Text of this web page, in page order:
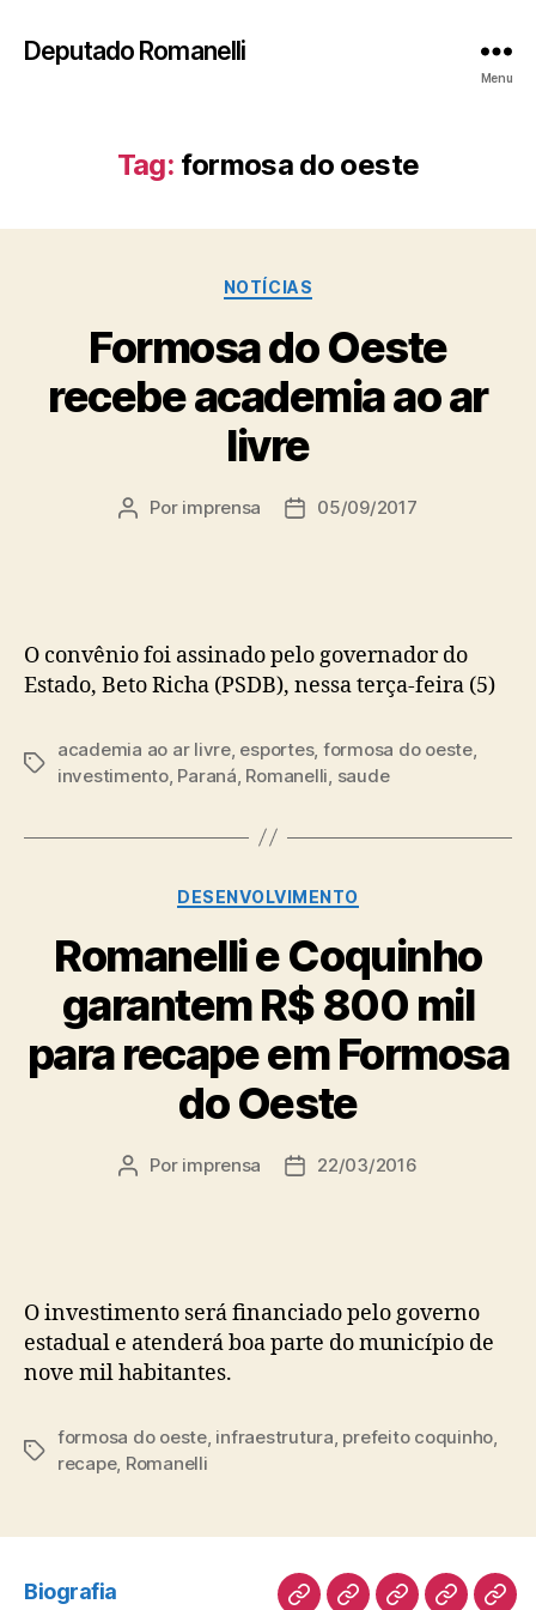
Deputado Romanelli
Menu
Tag: formosa do oeste
Categorias
NOTÍCIAS
Formosa do Oeste
recebe academia ao ar
livre
Autor
Por imprensa
Data05/09/2017
O convênio foi assinado pelo governador do
Estado, Beto Richa (PSDB), nessa terça-feira (5)
Tags
academia ao ar livre, esportes, formosa do oeste,
investimento, Paraná Romanelli saude
Categorias
DESENVOLVIMENTO
Romanelli e Coquinho
garantem R$ 800 mil
para recape em Formosa
do Oeste
Autor
Por imprensa
Data22/03/2016
O investimento será financiado pelo governo
estadual e atenderá boa parte do município de
nove mil habitantes.
Tags
formosa do oeste, infraestrutura, prefeito coquinho,
recape, Romanelli
Biografia